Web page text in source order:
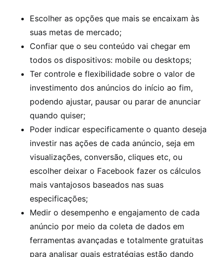
Escolher as opções que mais se encaixam às
suas metas de mercado;
Confiar que o seu conteúdo vai chegar em
todos os dispositivos: mobile ou desktops;
Ter controle e flexibilidade sobre o valor de
investimento dos anúncios do início ao fim,
podendo ajustar, pausar ou parar de anunciar
quando quiser;
Poder indicar especificamente o quanto deseja
investir nas ações de cada anúncio, seja em
visualizações, conversão, cliques etc, ou
escolher deixar o Facebook fazer os cálculos
mais vantajosos baseados nas suas
especificações;
Medir o desempenho e engajamento de cada
anúncio por meio da coleta de dados em
ferramentas avançadas e totalmente gratuitas
para analisar quais estratégias estão dando